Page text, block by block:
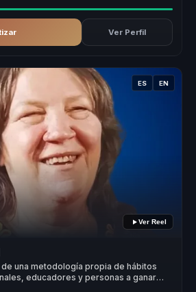
Ver Perfil
ES EN
Ver Reel
una metodología propia de hábitos
educadores y personas a ganar
y autonomía.